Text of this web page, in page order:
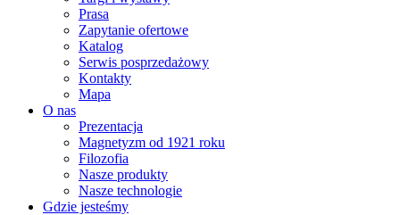
Prasa
Zapytanie ofertowe
Katalog
Serwis posprzedażowy
Kontakty
Mapa
O nas
Prezentacja
Magnetyzm od 1921 roku
Filozofia
Nasze produkty
Nasze technologie
Gdzie jesteśmy